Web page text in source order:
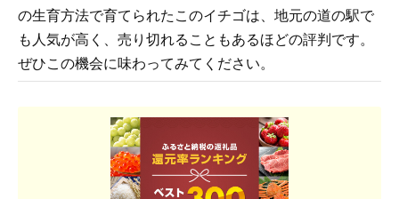
の生育方法で育てられたこのイチゴは、地元の道の駅で
も人気が高く、売り切れることもあるほどの評判です。
ぜひこの機会に味わってみてください。